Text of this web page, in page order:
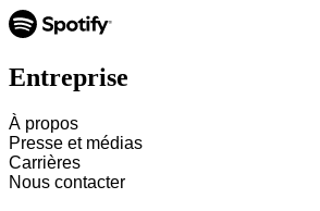
Entreprise
À propos
Presse et médias
Carrières
Nous contacter